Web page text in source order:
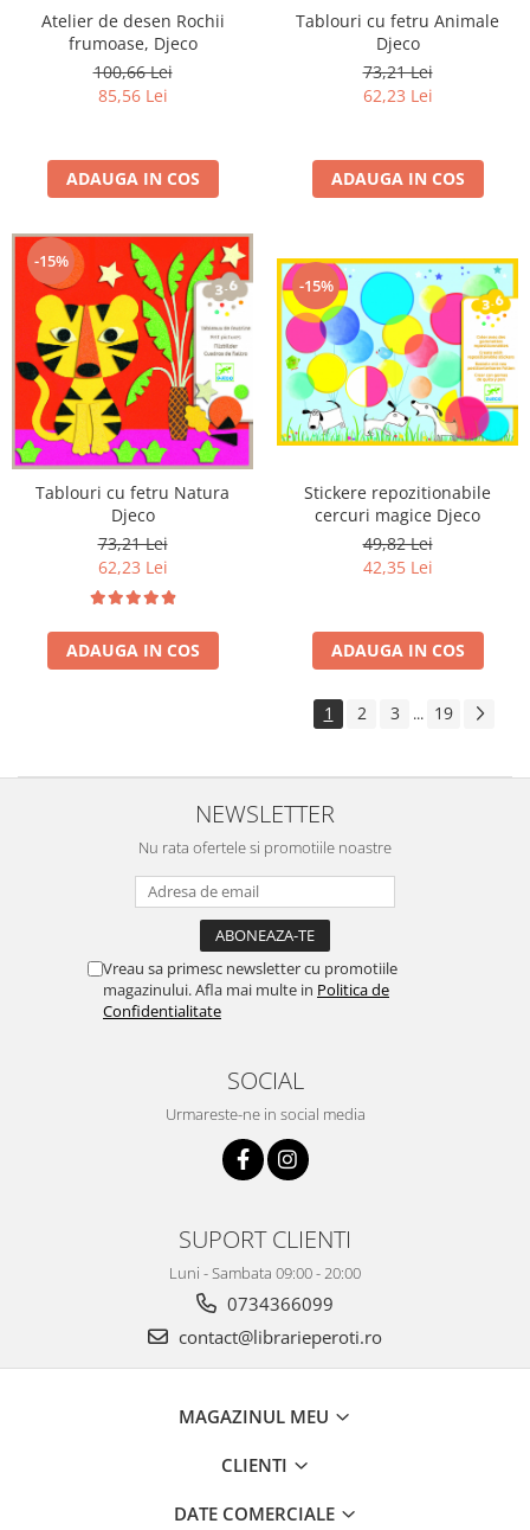
Atelier de desen Rochii
frumoase, Djeco
100,66 Lei
85,56 Lei
ADAUGA IN COS
Tablouri cu fetru Animale
Djeco
73,21 Lei
62,23 Lei
ADAUGA IN COS
-15%
Tablouri cu fetru Natura
Djeco
73,21 Lei
62,23 Lei
ADAUGA IN COS
-15%
Stickere repozitionabile
cercuri magice Djeco
49,82 Lei
42,35 Lei
ADAUGA IN COS
1 2 3 ... 19
NEWSLETTER
Nu rata ofertele si promotiile noastre
Vreau sa primesc newsletter cu promotiile
magazinului. Afla mai multe in Politica de
Confidentialitate
SOCIAL
Urmareste-ne in social media
SUPORT CLIENTI
Luni - Sambata 09:00 - 20:00
0734366099
contact@librarieperoti.ro
MAGAZINUL MEU
CLIENTI
DATE COMERCIALE